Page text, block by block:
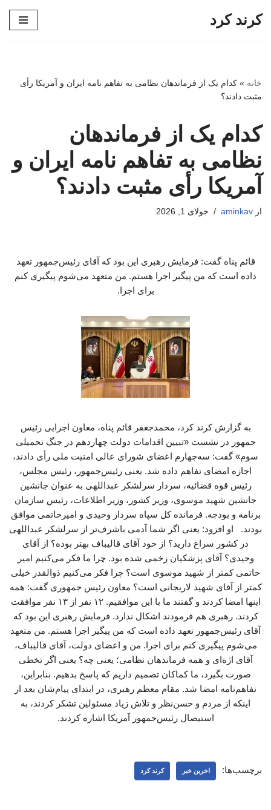
کرند کرد
خانه » کدام یک از فرماندهان نظامی به تفاهم نامه ایران و آمریکا رأی
مثبت دادند؟
کدام یک از فرماندهان
نظامی به تفاهم نامه ایران و
آمریکا رأی مثبت دادند؟
از aminkav جولای 1, 2026
قائم پناه گفت: فرمایش رهبری این بود که آقای رئیس‌جمهور تعهد
داده است که من پیگیر اجرا هستم. من متعهد می‌شوم پیگیری کنم
برای اجرا.
به گزارش کرند کرد، محمدجعفر قائم پناه، معاون اجرایی رئیس
جمهور در نشست «تبیین اقدامات دولت چهاردهم در جنگ تحمیلی
سوم» گفت: سه‌چهارم اعضای شورای عالی امنیت ملی رأی دادند،
اجازه امضای تفاهم داده شد. یعنی رئیس‌جمهور، رئیس مجلس،
رئیس قوه قضائیه، سردار سرلشکر عبداللهی به عنوان جانشین
جانشین شهید موسوی، وزیر کشور، وزیر اطلاعات، رئیس سازمان
برنامه و بودجه. فرمانده کل سپاه سردار وحیدی و امیرحاتمی موافق
بودند. او افزود: یعنی اگر شما آدمی باشرف‌تر از سرلشکر عبداللهی
در کشور سراغ دارید؟ از خود آقای قالیباف بهتر بوده؟ از آقای
وحیدی؟ آقای پزشکیان زخمی شده بود. چرا ما فکر می‌کنیم امیر
حاتمی کمتر از شهید موسوی است؟ چرا فکر می‌کنیم ذوالقدر خیلی
کمتر از آقای شهید لاریجانی است؟ معاون رئیس جمهوری گفت: همه
اینها امضا کردند و گفتند ما با این موافقیم. ۱۲ نفر از ۱۳ نفر موافقت
کردند. رهبری هم فرمودند اشکال ندارد. فرمایش رهبری این بود که
آقای رئیس‌جمهور تعهد داده است که من پیگیر اجرا هستم. من متعهد
می‌شوم پیگیری کنم برای اجرا. من و اعضای دولت، آقای قالیباف،
آقای اژه‌ای و همه فرماندهان نظامی؛ یعنی چه؟ یعنی اگر تخطی
صورت بگیرد، ما کماکان تصمیم داریم که پاسخ بدهیم. بنابراین،
تفاهم‌نامه امضا شد. مقام معظم رهبری، در ابتدای پیام‌شان بعد از
اینکه از مردم و حسن‌نظر و تلاش زیاد مسئولین تشکر کردند، به
استیصال رئیس‌جمهور آمریکا اشاره کردند.
برچسب‌ها: اخرین خبر کرند کرد